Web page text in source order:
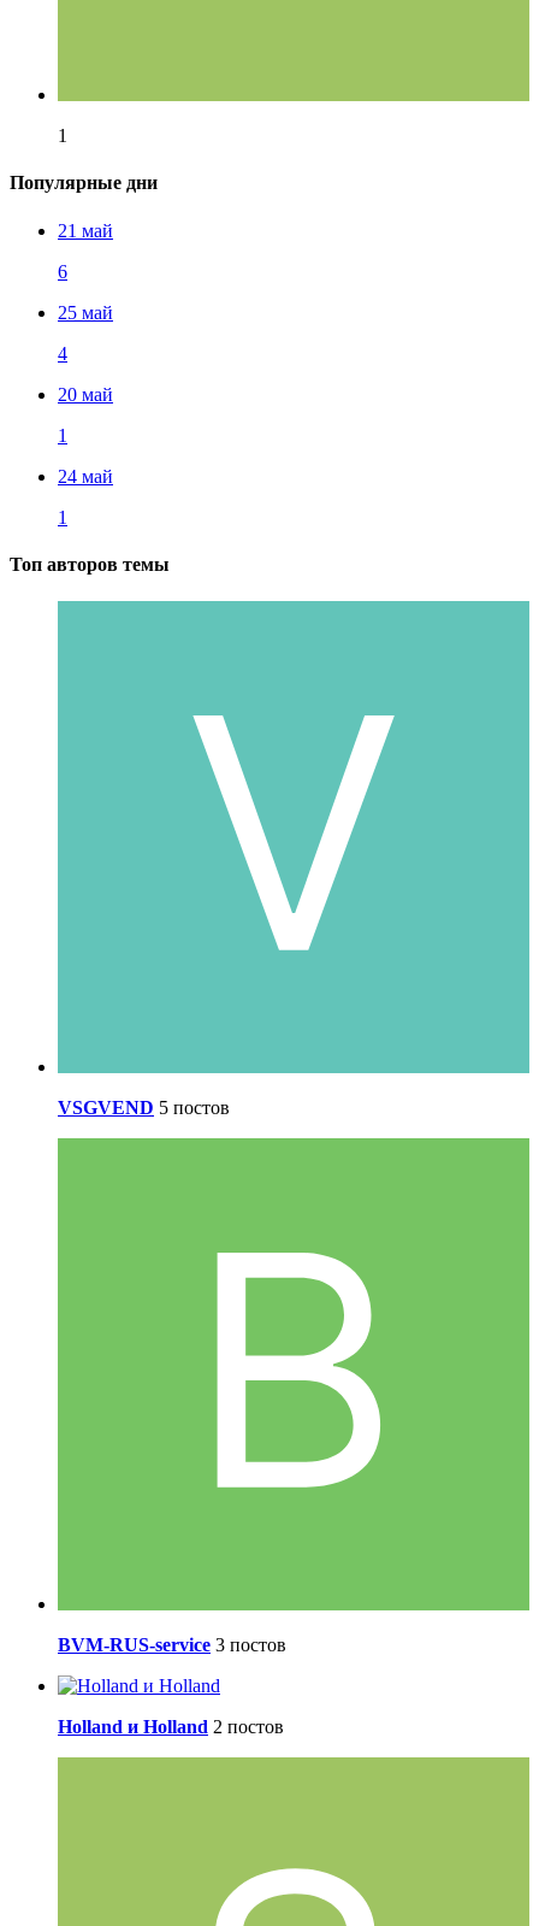
1
Популярные дни
21 май
6
25 май
4
20 май
1
24 май
1
Топ авторов темы
VSGVEND 5 постов
BVM-RUS-service 3 постов
Holland и Holland 2 постов